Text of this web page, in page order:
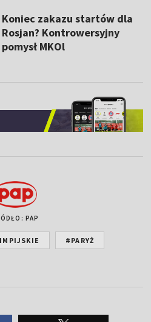
Koniec zakazu startów dla
Rosjan? Kontrowersyjny
pomysł MKOl
PAP
#PARYŻ